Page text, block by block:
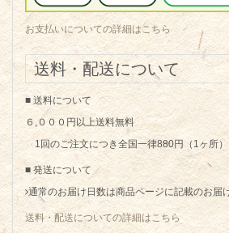
お支払いについての詳細はこちら
送料・配送について
■ 送料について
６,０００円以上送料無料
1回のご注文につき全国一律880円（1ヶ所）
■ 発送について
通常のお届け日数は商品ページに記載のお届
送料・配送についての詳細はこちら